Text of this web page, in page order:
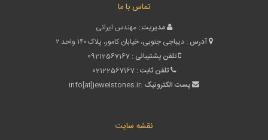
تماس با ما
مدیریت : مهندس ایرانی
آدرس : دیباجی جنوبی، خیابان کامور، پلاک ۱۴۰ واحد ۲
تلفن پشتیبانی : 09212567167
تلفن ثابت : 02122567167
پست الکترونیک :info[at]jewelstones.ir
نقشه سایت